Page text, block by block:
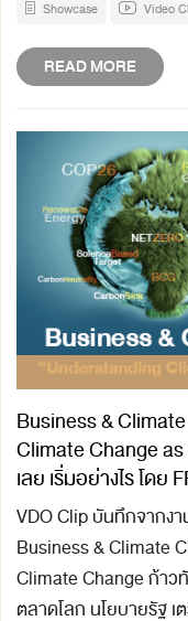
Showcase Video
READ MORE
Business &
Climate Change
เลย เริ่มอย่างไร โดย
VDO Clip บันทึกจากง
Business & Climate
Climate Change ก้าว
ตลาดโลก นโยบายรัฐ